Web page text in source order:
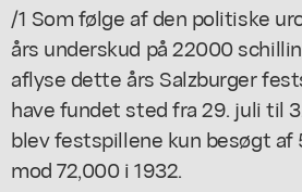
/1 Som følge af den politiske
års underskud på 22000
aflyse dette års Salzburger
have fundet sted fra 29. juli til
blev festspillene kun besøgt af
mod 72,000 i 1932.